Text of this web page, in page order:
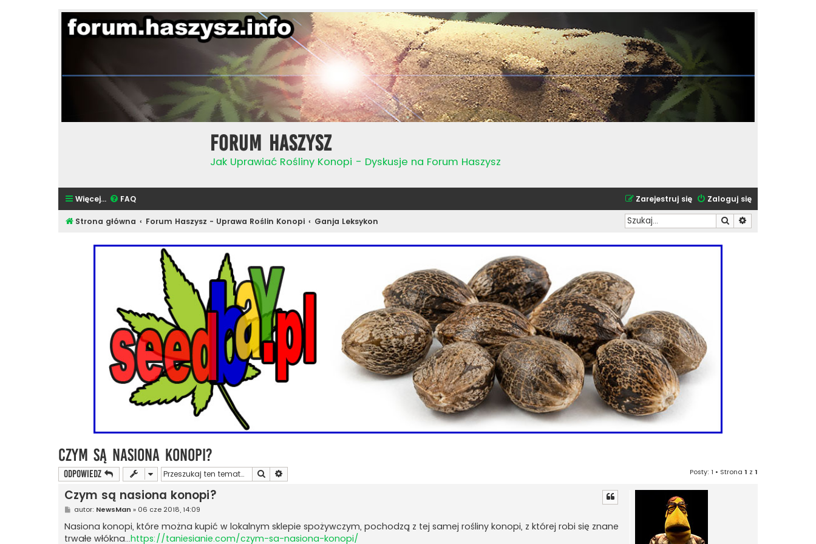
Forum Haszysz
Jak Uprawiać Rośliny Konopi - Dyskusje na Forum Haszysz
Więcej… FAQ Zaloguj się
Zarejestruj się
Strona główna Forum Haszysz - Uprawa Roślin Konopi Ganja Leksykon Szukaj
Czym są nasiona konopi?
ODPOWIEDZ Szukaj Posty: 1 • Strona 1 z 1
Czym są nasiona konopi?
P
s
t
autor: NewsMan » 06 cze 2018, 14:09
Nasiona konopi, które można kupić w lokalnym sklepie spożywczym, pochodzą z tej samej rośliny konopi, z której robi się znane
trwałe włókna...https://taniesianie.com/czym-sa-nasiona-konopi/